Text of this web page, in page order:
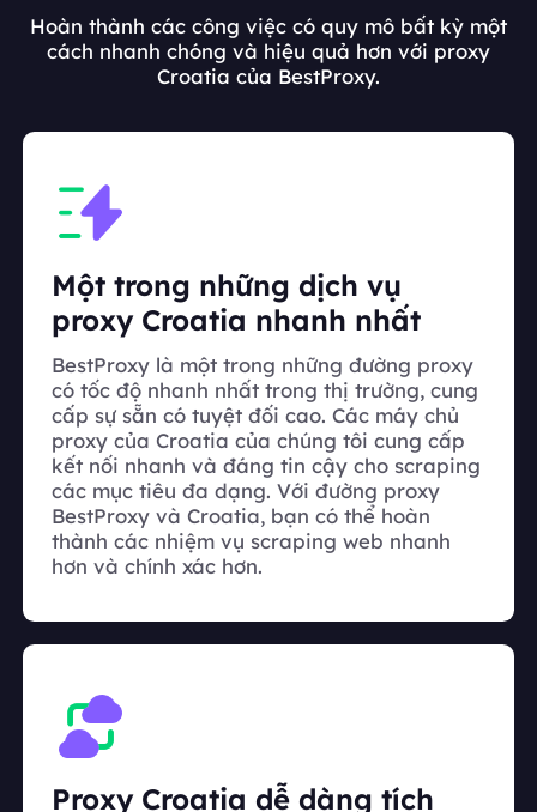
Hoàn thành các công việc có quy mô bất kỳ một
cách nhanh chóng và hiệu quả hơn với proxy
Croatia của BestProxy.
Một trong những dịch vụ
proxy Croatia nhanh nhất
BestProxy là một trong những đường proxy
có tốc độ nhanh nhất trong thị trường, cung
cấp sự sẵn có tuyệt đối cao. Các máy chủ
proxy của Croatia của chúng tôi cung cấp
kết nối nhanh và đáng tin cậy cho scraping
các mục tiêu đa dạng. Với đường proxy
BestProxy và Croatia, bạn có thể hoàn
thành các nhiệm vụ scraping web nhanh
hơn và chính xác hơn.
Proxy Croatia dễ dàng tích